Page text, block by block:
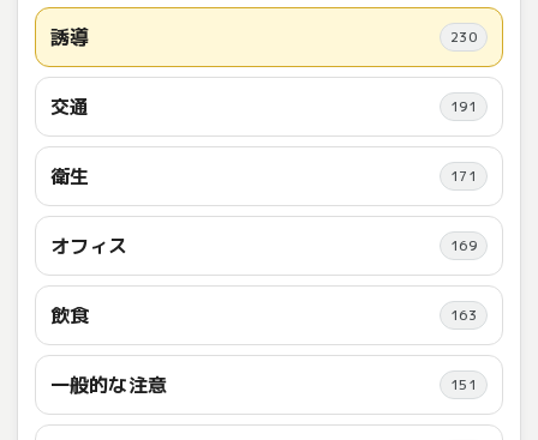
誘導 230
交通 191
衛生 171
オフィス 169
飲食 163
一般的な注意 151